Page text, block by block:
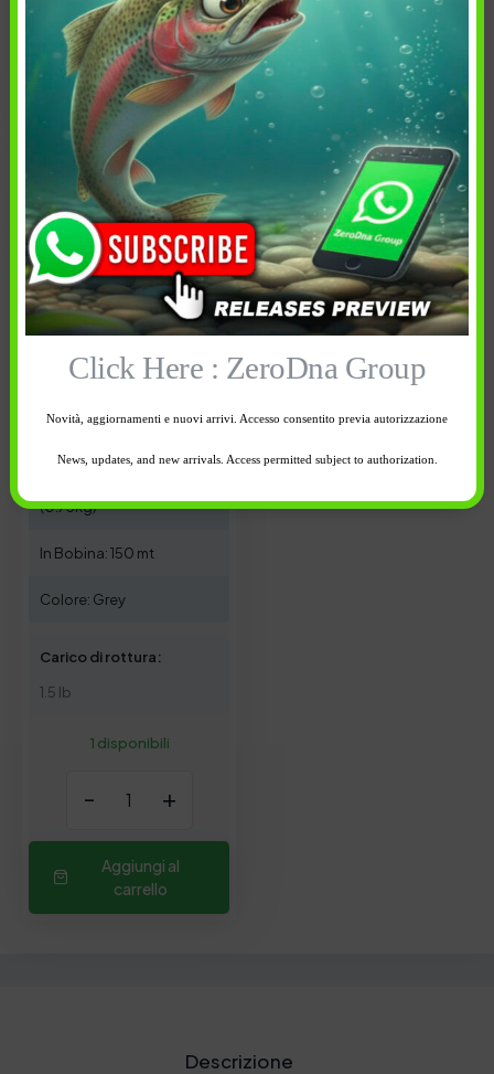
Avvisami quando
disponibile
Avvisami quando
disponibile
9,90 €
Diametro: 0.104 mm
(0.75kg)
In Bobina: 150 mt
Colore: Grey
Carico di rottura:
1.5 lb
1 disponibili
- +
Aggiungi al
carrello
Descrizione
Click Here : ZeroDna Group
Novità, aggiornamenti e nuovi arrivi. Accesso consentito previa autorizzazione
News, updates, and new arrivals. Access permitted subject to authorization.